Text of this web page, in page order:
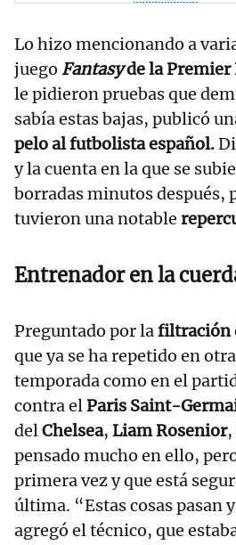
Lo hizo mencionando a
juego Fantasyde la Premier
le pidieron pruebas que
sabía estas bajas, publicó
pelo al futbolista español.
y la cuenta en la que se
borradas minutos después,
tuvieron una notable
Entrenador en la
Preguntado por lafiltración
que ya se ha repetido en
temporada como en el
contra elParis Saint-
delChelsea, Liam Rosenior,
pensado mucho en ello,
primera vez y que está
última. “Estas cosas pasan
agregó el técnico, que